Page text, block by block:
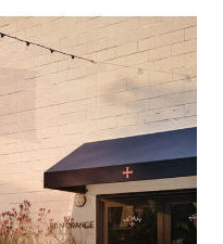
グッド図鑑
JOURNAL
YouTube
#AH.H
#MOVIE
#OUTDOOR